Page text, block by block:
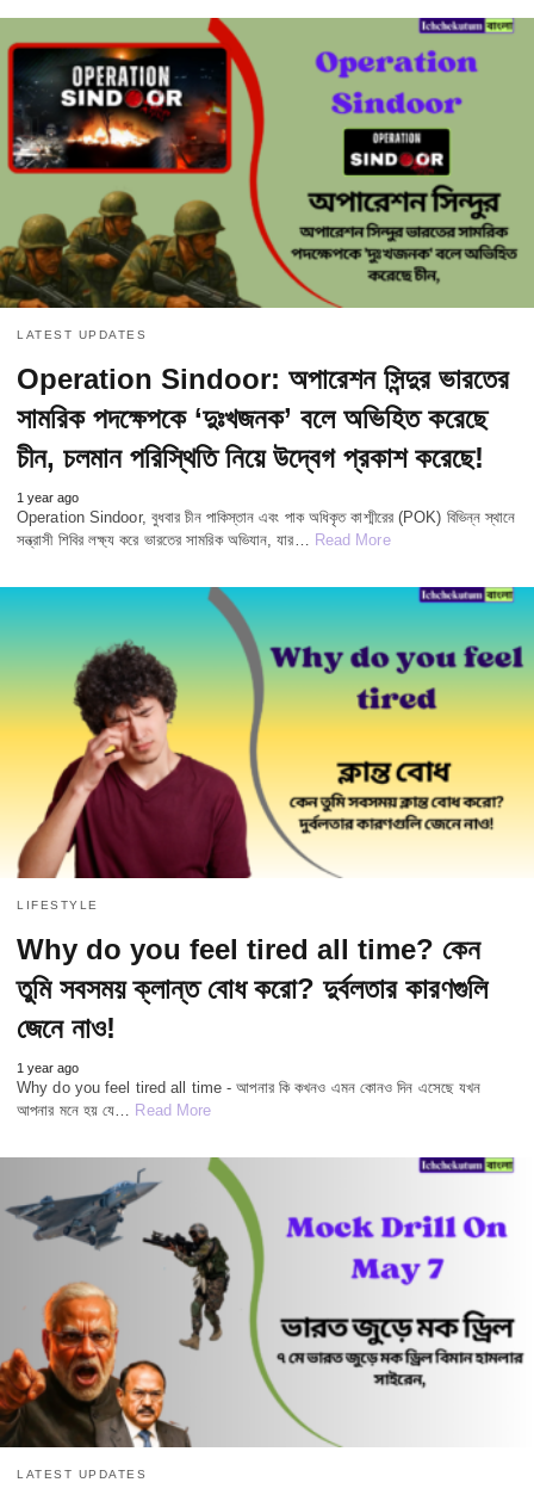
LATEST UPDATES
Operation Sindoor: অপারেশন সিন্দুর ভারতের
সামরিক পদক্ষেপকে ‘দুঃখজনক’ বলে অভিহিত করেছে
চীন, চলমান পরিস্থিতি নিয়ে উদ্বেগ প্রকাশ করেছে!
1 year ago
Operation Sindoor, বুধবার চীন পাকিস্তান এবং পাক অধিকৃত কাশ্মীরের (POK) বিভিন্ন স্থানে
সন্ত্রাসী শিবির লক্ষ্য করে ভারতের সামরিক অভিযান, যার… Read More
LIFESTYLE
Why do you feel tired all time? কেন
তুমি সবসময় ক্লান্ত বোধ করো? দুর্বলতার কারণগুলি
জেনে নাও!
1 year ago
Why do you feel tired all time - আপনার কি কখনও এমন কোনও দিন এসেছে যখন
আপনার মনে হয় যে…
Read More
LATEST UPDATES